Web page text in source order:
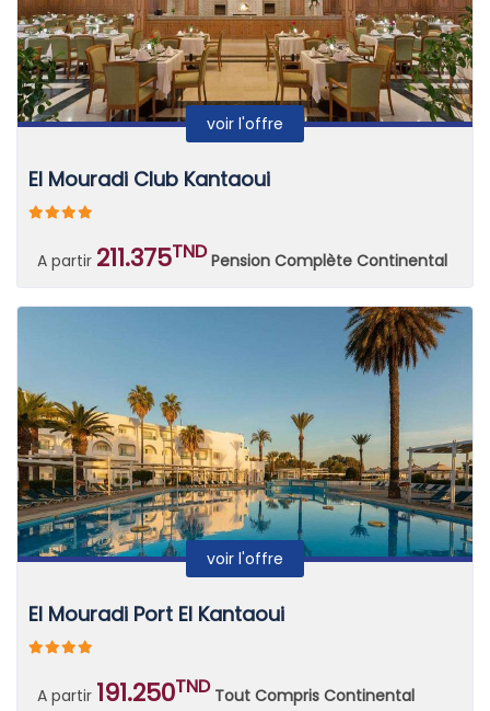
voir l'offre
El Mouradi Club Kantaoui
A partir 211.375TND Pension Complète Continental
voir l'offre
El Mouradi Port El Kantaoui
A partir 191.250TND Tout Compris Continental